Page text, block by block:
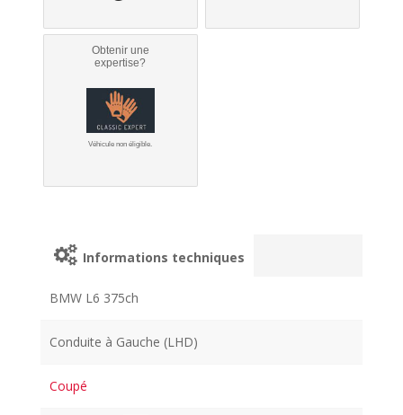
Obtenir une
expertise?
Véhicule non éligible.
Informations techniques
BMW L6 375ch
Conduite à Gauche (LHD)
Coupé